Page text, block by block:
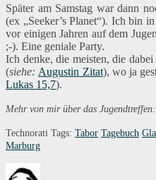
Später am Samstag war dann
(ex „Seeker’s Planet“). Ich bin
vor einigen Jahren auf dem
;-). Eine geniale Party.
Ich denke, die meisten, die
(siehe: Augustin Zitat), wo ja
Lukas 15,7).
Mehr von mir über das Jugendtreffen:
Technorati Tags: Tabor Tagebuch
Marburg